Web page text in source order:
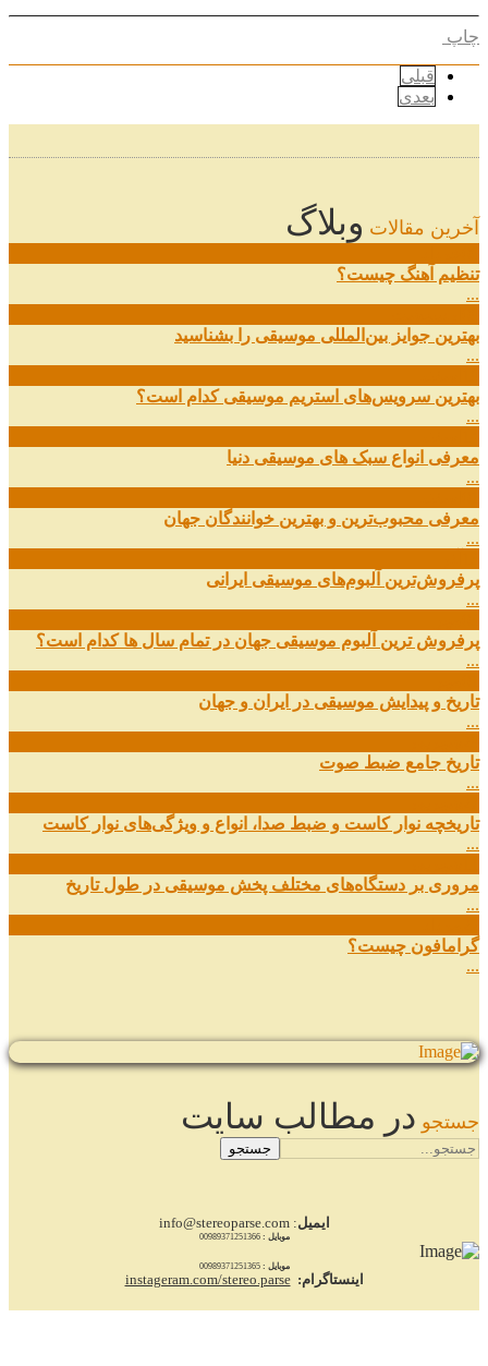
چاپ
قبلی
بعدی
آخرین مقالات وبلاگ
تنظیم آهنگ چیست؟
...
بهترین جوایز بین‌المللی موسیقی را بشناسید
...
بهترین سرویس‌های استریم موسیقی کدام است؟
...
معرفی انواع سبک های موسیقی دنیا
...
معرفی محبوب‌ترین و بهترین خوانندگان جهان
...
پرفروش‌ترین آلبوم‌های موسیقی ایرانی
...
پرفروش ترین آلبوم موسیقی جهان در تمام سال ها کدام است؟
...
تاریخ و پیدایش موسیقی در ایران و جهان
...
تاریخ جامع ضبط صوت
...
تاریخچه نوار کاست و ضبط صدا، انواع و ویژگی‌های نوار کاست
...
مروری بر دستگاه‌های مختلف پخش موسیقی در طول تاریخ
...
گرامافون چیست؟
...
جستجو در مطالب سایت
جستجو
ایمیل : info@stereoparse.com
موبایل :00989371251366
موبایل :00989371251365
اینستاگرام: instageram.com/stereo.parse